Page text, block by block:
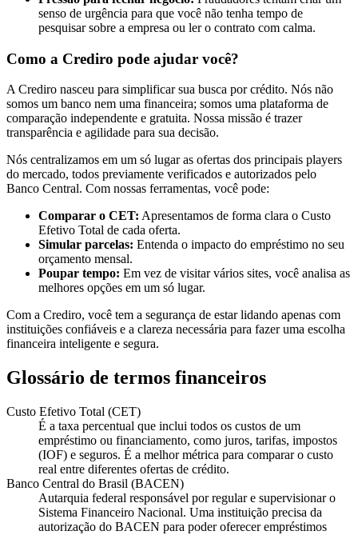
senso de urgência para que você não tenha tempo de
pesquisar sobre a empresa ou ler o contrato com calma.
Como a Crediro pode ajudar você?
A Crediro nasceu para simplificar sua busca por crédito. Nós não
somos um banco nem uma financeira; somos uma plataforma de
comparação independente e gratuita. Nossa missão é trazer
transparência e agilidade para sua decisão.
Nós centralizamos em um só lugar as ofertas dos principais players
do mercado, todos previamente verificados e autorizados pelo
Banco Central. Com nossas ferramentas, você pode:
Comparar o CET: Apresentamos de forma clara o Custo
Efetivo Total de cada oferta.
Simular parcelas: Entenda o impacto do empréstimo no seu
orçamento mensal.
Poupar tempo: Em vez de visitar vários sites, você analisa as
melhores opções em um só lugar.
Com a Crediro, você tem a segurança de estar lidando apenas com
instituições confiáveis e a clareza necessária para fazer uma escolha
financeira inteligente e segura.
Glossário de termos financeiros
Custo Efetivo Total (CET)
É a taxa percentual que inclui todos os custos de um
empréstimo ou financiamento, como juros, tarifas, impostos
(IOF) e seguros. É a melhor métrica para comparar o custo
real entre diferentes ofertas de crédito.
Banco Central do Brasil (BACEN)
Autarquia federal responsável por regular e supervisionar o
Sistema Financeiro Nacional. Uma instituição precisa da
autorização do BACEN para poder oferecer empréstimos